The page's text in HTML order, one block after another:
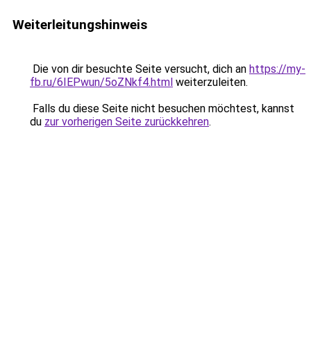
Weiterleitungshinweis
Die von dir besuchte Seite versucht, dich an https://my-
fb.ru/6IEPwun/5oZNkf4.html weiterzuleiten.
Falls du diese Seite nicht besuchen möchtest, kannst
du zur vorherigen Seite zurückkehren.